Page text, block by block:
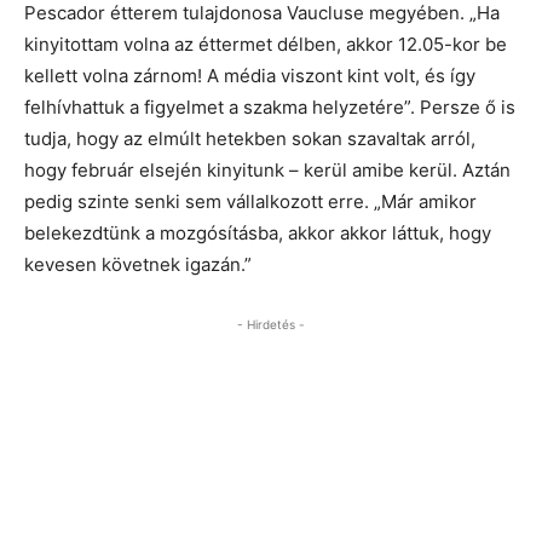
Pescador étterem tulajdonosa Vaucluse megyében. „Ha
kinyitottam volna az éttermet délben, akkor 12.05-kor be
kellett volna zárnom! A média viszont kint volt, és így
felhívhattuk a figyelmet a szakma helyzetére”. Persze ő is
tudja, hogy az elmúlt hetekben sokan szavaltak arról,
hogy február elsején kinyitunk – kerül amibe kerül. Aztán
pedig szinte senki sem vállalkozott erre. „Már amikor
belekezdtünk a mozgósításba, akkor akkor láttuk, hogy
kevesen követnek igazán.”
- Hirdetés -